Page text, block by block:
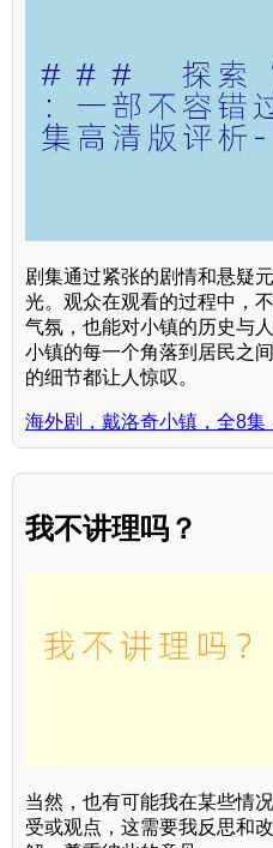
剧集通过紧张的剧情和悬疑
光。观众在观看的过程中，
气氛，也能对小镇的历史与
小镇的每一个角落到居民之
的细节都让人惊叹。
海外剧，戴洛奇小镇，全8集
我不讲理吗？
当然，也有可能我在某些情
受或观点，这需要我反思和